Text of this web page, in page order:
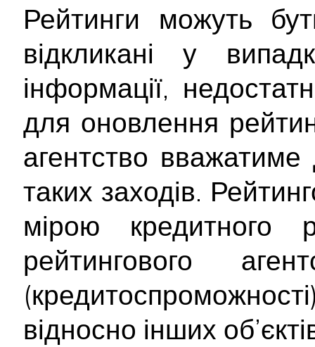
Рейтинги можуть
відкликані у
інформації,
для оновлення
агентство вважатиме
таких заходів.
мірою
рейтингового
відносно інших